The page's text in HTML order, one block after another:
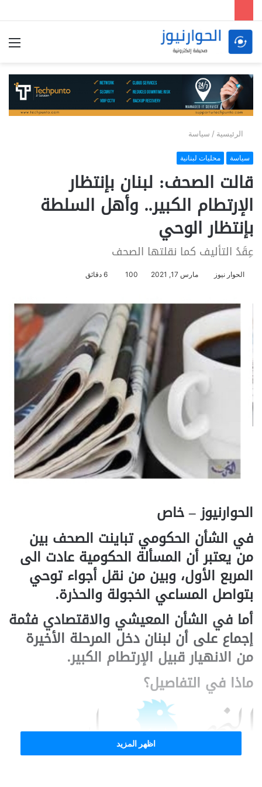
الرئيسية / سياسة
سياسة محليات لبنانية
قالت الصحف: لبنان بإنتظار
الإرتطام الكبير.. وأهل السلطة
بإنتظار الوحي
عِقَدُ التأليف كما نقلتها الصحف
الحوار نيوز مارس 17, 2021 100
الحوارنيوز – خاص
في الشأن الحكومي تباينت الصحف بين
من يعتبر أن المسألة الحكومية عادت الى
المربع الأول، وبين من نقل أجواء توحي
بتواصل المساعي الخجولة والحذرة.
أما في الشأن المعيشي والاقتصادي فثمة
إجماع على أن لبنان دخل المرحلة الأخيرة
من الانهيار قبيل الإرتطام الكبير.
ماذا في التفاصيل؟
اظهر المزيد